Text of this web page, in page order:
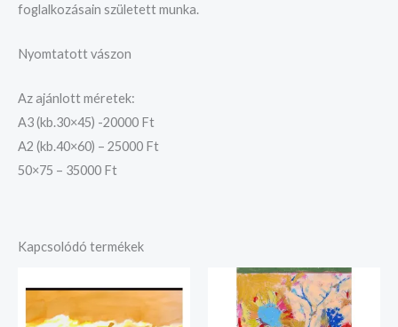
foglalkozásain született munka.
Nyomtatott vászon
Az ajánlott méretek:
A3 (kb.30×45) -20000 Ft
A2 (kb.40×60) – 25000 Ft
50×75 – 35000 Ft
Kapcsolódó termékek
20.000 Ft
35.000 Ft
Ártartomány:
20.000 Ft
-
35.000 Ft